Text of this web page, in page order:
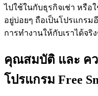
ไปใช้ในกับธุรกิจเช่า หรือ
อยู่บ่อยๆ ถือเป็นโปรแกรม
การทำงานให้กับเราได้จริง
คุณสมบัติ และ ค
โปรแกรม Free